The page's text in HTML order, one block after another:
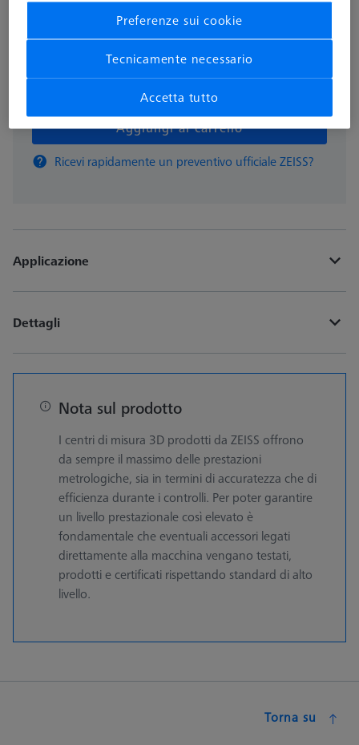
Tempi di consegna più lunghi
Aggiungi al carrello
Ricevi rapidamente un preventivo ufficiale ZEISS?
Applicazione
Dettagli
Nota sul prodotto
I centri di misura 3D prodotti da ZEISS offrono
da sempre il massimo delle prestazioni
metrologiche, sia in termini di accuratezza che di
efficienza durante i controlli. Per poter garantire
un livello prestazionale così elevato è
fondamentale che eventuali accessori legati
direttamente alla macchina vengano testati,
prodotti e certificati rispettando standard di alto
livello.
Torna su
Preferenze sui cookie
Tecnicamente necessario
Accetta tutto